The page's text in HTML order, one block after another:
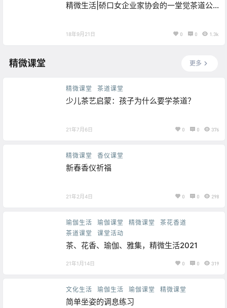
精微生活|硚口女企业家协会的一堂觉茶道公
18年9月21日 0 0 1.3k
精微课堂 更多
精微课堂 茶道课堂
少儿茶艺启蒙：孩子为什么要学茶道？
21年7月6日 0 0 376
精微课堂 香仪课堂
新春香仪祈福
21年2月4日 0 0 298
瑜伽生活 瑜伽课堂 精微课堂
茶花香道
茶道课堂
课堂活动
茶、花香、瑜伽、雅集，精微生活2021
21年1月14日 0 0 319
文化生活 瑜伽生活 瑜伽课堂 精微课堂
简单坐姿的调息练习